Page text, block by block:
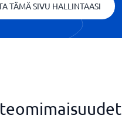
TÄMÄ SIVU HALLINTAASI